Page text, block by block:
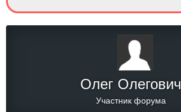
Олег Олегович
Участник форума